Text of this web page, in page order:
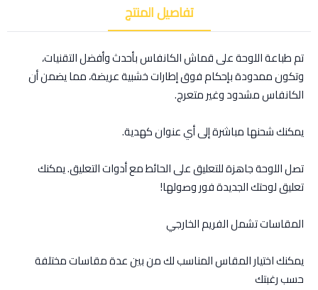
تفاصيل المنتج
تم طباعة اللوحة على قماش الكانفاس بأحدث وأفضل التقنيات،
وتكون ممدودة بإحكام فوق إطارات خشبية عريضة، مما يضمن أن
الكانفاس مشدود وغير متعرج.
يمكنك شحنها مباشرة إلى أي عنوان كهدية.
تصل اللوحة جاهزة للتعليق على الحائط مع أدوات التعليق. يمكنك
تعليق لوحتك الجديدة فور وصولها!
المقاسات تشمل الفريم الخارجي
يمكنك اختيار المقاس المناسب لك من بين عدة مقاسات مختلفة
حسب رغبتك